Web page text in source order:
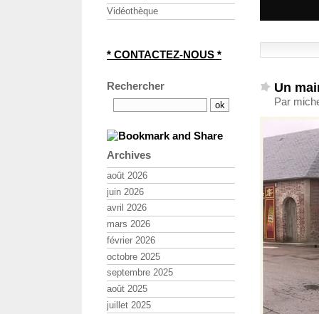
Un
Par
Vidéothèque
* CONTACTEZ-NOUS *
Rechercher
Archives
août 2026
juin 2026
avril 2026
mars 2026
février 2026
octobre 2025
septembre 2025
août 2025
juillet 2025